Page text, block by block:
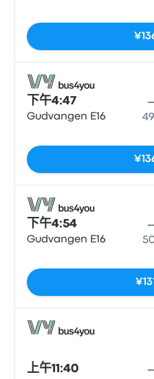
下午4:47
Gudvangen E16
下午4:54
Gudvangen E16
¥131
上午11:40